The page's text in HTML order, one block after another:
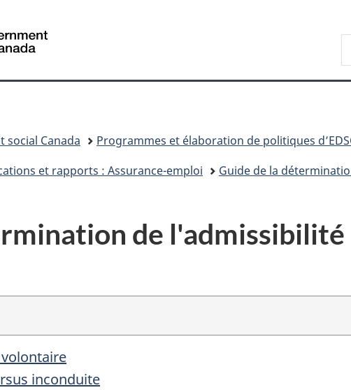
sujet
HTML
Canada
social Canada
Programmes et élaboration de politiques
et rapports : Assurance-emploi Guide de la
de
inconduite